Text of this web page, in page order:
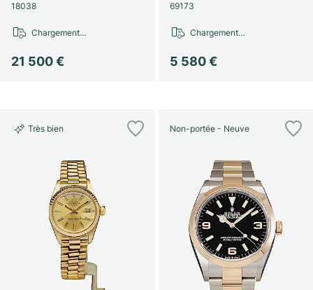
18038
21 500 €
Chargement…
69173
5 580 €
Chargement…
Très bien Non-portée - Neuve